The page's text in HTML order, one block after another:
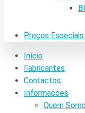
Preços
Início
Fabricantes
Contactos
Informações
Quem